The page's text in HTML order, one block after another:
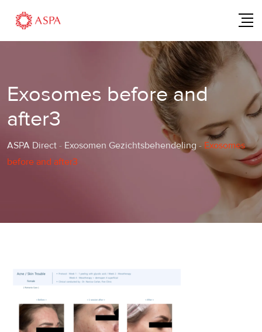
content
Exosomes before and
after3
ASPA Direct - Exosomen Gezichtsbehendeling - Exosomes
before and after3